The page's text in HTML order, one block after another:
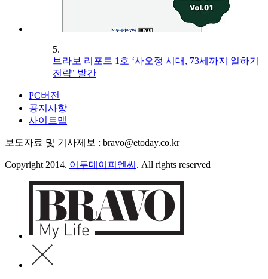
5.
브라보 리포트 1호 ‘사오정 시대, 73세까지 일하기
전략’ 발간
PC버전
공지사항
사이트맵
보도자료 및 기사제보 : bravo@etoday.co.kr
Copyright 2014. 이투데이피엔씨 . All rights reserved